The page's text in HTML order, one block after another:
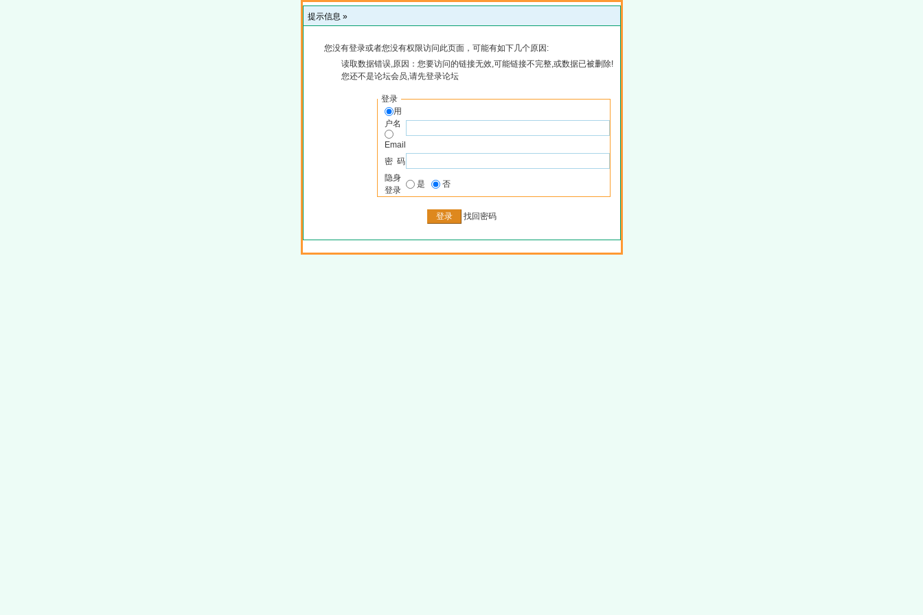
提示信息 »
您没有登录或者您没有权限访问此页面，可能有如下几个原因:
读取数据错误,原因：您要访问的链接无效,可能链接不完整,或数据已被删除!
您还不是论坛会员,请先登录论坛
登录
用
户名
Email
密 码
隐身
登录
是 否
找回密码